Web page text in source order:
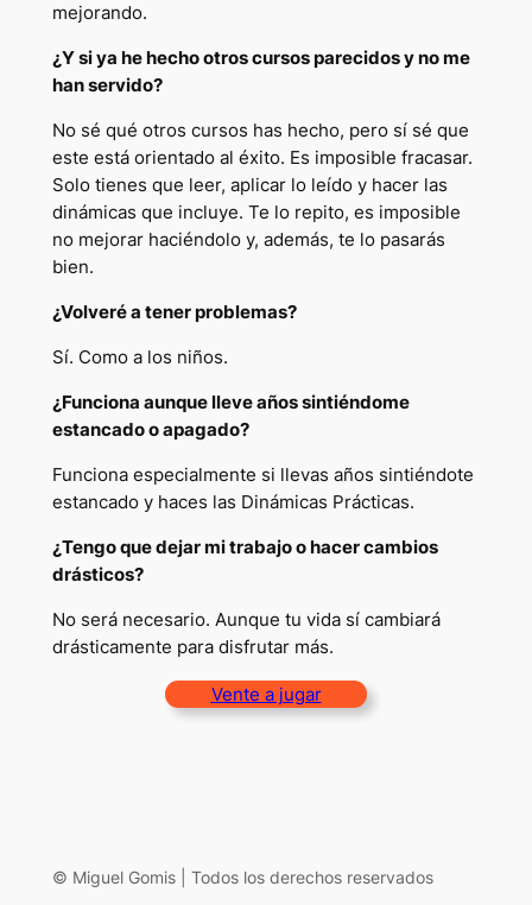
mejorando.
¿Y si ya he hecho otros cursos parecidos y no me
han servido?
No sé qué otros cursos has hecho, pero sí sé que
este está orientado al éxito. Es imposible fracasar.
Solo tienes que leer, aplicar lo leído y hacer las
dinámicas que incluye. Te lo repito, es imposible
no mejorar haciéndolo y, además, te lo pasarás
bien.
¿Volveré a tener problemas?
Sí. Como a los niños.
¿Funciona aunque lleve años sintiéndome
estancado o apagado?
Funciona especialmente si llevas años sintiéndote
estancado y haces las Dinámicas Prácticas.
¿Tengo que dejar mi trabajo o hacer cambios
drásticos?
No será necesario. Aunque tu vida sí cambiará
drásticamente para disfrutar más.
Vente a jugar
© Miguel Gomis | Todos los derechos reservados